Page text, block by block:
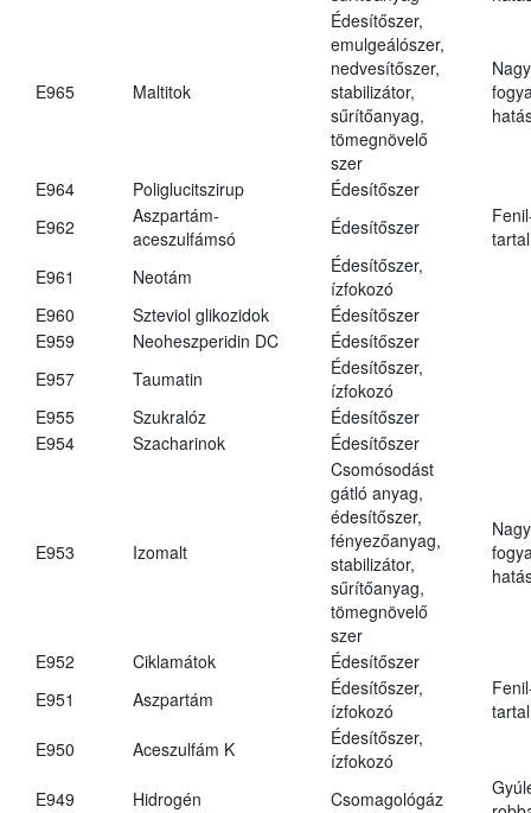
E965 Maltitok
Édesítőszer,
emulgeálószer,
nedvesítőszer,
stabilizátor,
sűrítőanyag,
tömegnövelő
szer
E964 Poliglucitszirup
Édesítőszer
E962
Aszpartám-
aceszulfámsó
Édesítőszer
E961
Neotám
Édesítőszer,
ízfokozó
E960
Szteviol glikozidok
Édesítőszer
E959
Neoheszperidin DC
Édesítőszer
E957
Taumatin
Édesítőszer,
ízfokozó
E955
Szukralóz
Édesítőszer
E954
Szacharinok Édesítőszer
E953 Izomalt
Csomósodást
gátló anyag,
édesítőszer,
fényezőanyag,
stabilizátor,
sűrítőanyag,
tömegnövelő
szer
E952 Ciklamátok
Édesítőszer
E951
Aszpartám
Édesítőszer,
ízfokozó
E950
Aceszulfám K
Édesítőszer,
ízfokozó
E949
Hidrogén Csomagológáz